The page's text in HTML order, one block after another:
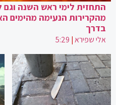
התחזית לימי ראש השנה
מהקרירות הנעימה מהימים
בדרך
אלי שפירא|
5:29